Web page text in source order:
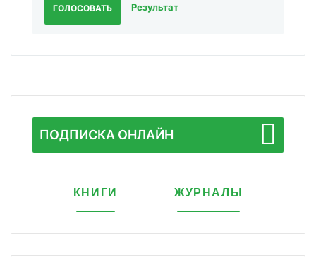
ГОЛОСОВАТЬ Результат
ПОДПИСКА ОНЛАЙН
КНИГИ ЖУРНАЛЫ